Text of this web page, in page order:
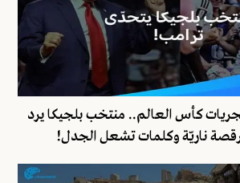
كأس العالم.. منتخب بلجيكا يرد
ناريّة وكلمات تشعل الجدل!